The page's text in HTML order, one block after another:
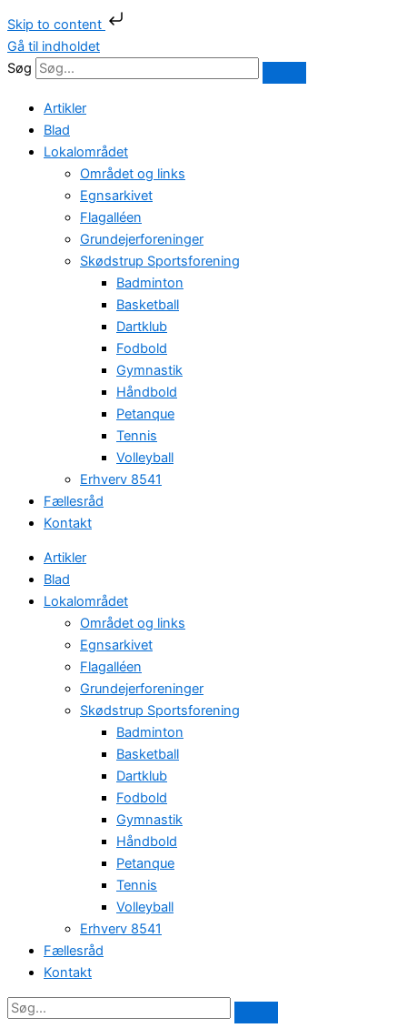
Skip to content
Gå til indholdet
Søg
Artikler
Blad
Lokalområdet
Området og links
Egnsarkivet
Flagalléen
Grundejerforeninger
Skødstrup Sportsforening
Badminton
Basketball
Dartklub
Fodbold
Gymnastik
Håndbold
Petanque
Tennis
Volleyball
Erhverv 8541
Fællesråd
Kontakt
Artikler
Blad
Lokalområdet
Området og links
Egnsarkivet
Flagalléen
Grundejerforeninger
Skødstrup Sportsforening
Badminton
Basketball
Dartklub
Fodbold
Gymnastik
Håndbold
Petanque
Tennis
Volleyball
Erhverv 8541
Fællesråd
Kontakt